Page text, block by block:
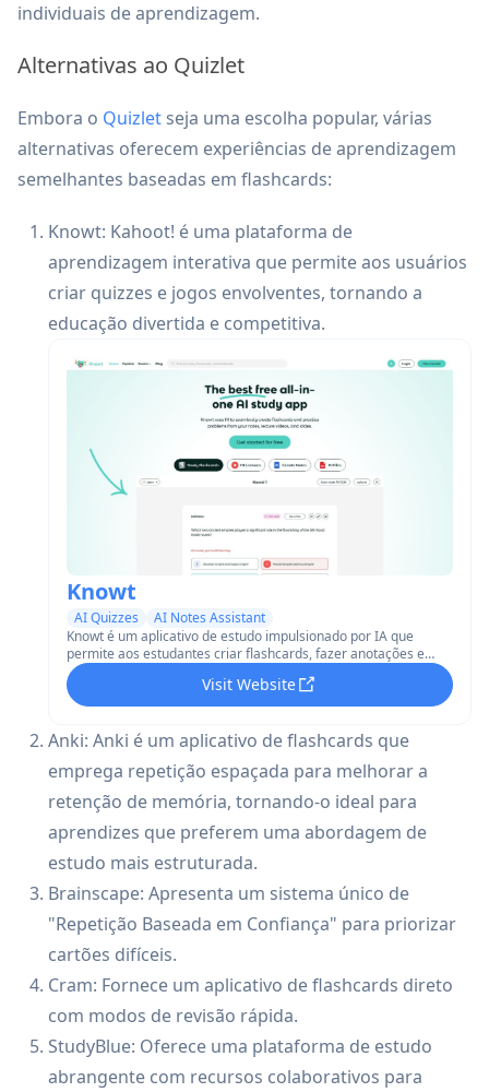
individuais de aprendizagem.
Alternativas ao Quizlet
Embora o Quizlet seja uma escolha popular, várias
alternativas oferecem experiências de aprendizagem
semelhantes baseadas em flashcards:
Knowt: Kahoot! é uma plataforma de
aprendizagem interativa que permite aos usuários
criar quizzes e jogos envolventes, tornando a
educação divertida e competitiva.
Knowt
AI Quizzes
AI Notes Assistant
Knowt é um aplicativo de estudo impulsionado por IA que
permite aos estudantes criar flashcards, fazer anotações e
estudar com ferramentas de aprendizagem gratuitas, como
testes práticos e repetição espaçada.
Visit Website
Anki: Anki é um aplicativo de flashcards que
emprega repetição espaçada para melhorar a
retenção de memória, tornando-o ideal para
aprendizes que preferem uma abordagem de
estudo mais estruturada.
Brainscape: Apresenta um sistema único de
"Repetição Baseada em Confiança" para priorizar
cartões difíceis.
Cram: Fornece um aplicativo de flashcards direto
com modos de revisão rápida.
StudyBlue: Oferece uma plataforma de estudo
abrangente com recursos colaborativos para